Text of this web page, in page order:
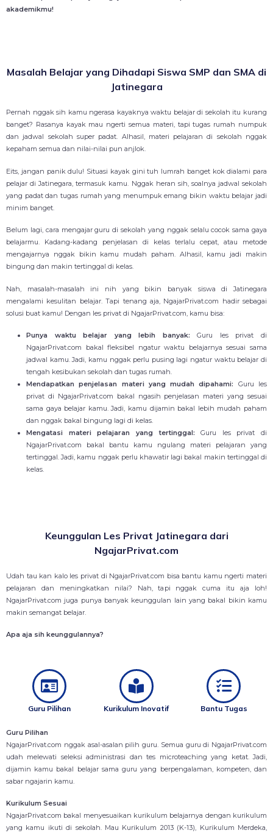
akademikmu!
Masalah Belajar yang Dihadapi Siswa SMP dan SMA di
Jatinegara
Pernah nggak sih kamu ngerasa kayaknya waktu belajar di sekolah itu kurang
banget? Rasanya kayak mau ngerti semua materi, tapi tugas rumah numpuk
dan jadwal sekolah super padat. Alhasil, materi pelajaran di sekolah nggak
kepaham semua dan nilai-nilai pun anjlok.
Eits, jangan panik dulu! Situasi kayak gini tuh lumrah banget kok dialami para
pelajar di Jatinegara, termasuk kamu. Nggak heran sih, soalnya jadwal sekolah
yang padat dan tugas rumah yang menumpuk emang bikin waktu belajar jadi
minim banget.
Belum lagi, cara mengajar guru di sekolah yang nggak selalu cocok sama gaya
belajarmu. Kadang-kadang penjelasan di kelas terlalu cepat, atau metode
mengajarnya nggak bikin kamu mudah paham. Alhasil, kamu jadi makin
bingung dan makin tertinggal di kelas.
Nah, masalah-masalah ini nih yang bikin banyak siswa di Jatinegara
mengalami kesulitan belajar. Tapi tenang aja, NgajarPrivat.com hadir sebagai
solusi buat kamu! Dengan les privat di NgajarPrivat.com, kamu bisa:
Punya waktu belajar yang lebih banyak: Guru les privat di
NgajarPrivat.com bakal fleksibel ngatur waktu belajarnya sesuai sama
jadwal kamu. Jadi, kamu nggak perlu pusing lagi ngatur waktu belajar di
tengah kesibukan sekolah dan tugas rumah.
Mendapatkan penjelasan materi yang mudah dipahami:
Guru les
privat di NgajarPrivat.com bakal ngasih penjelasan materi yang sesuai
sama gaya belajar kamu. Jadi, kamu dijamin bakal lebih mudah paham
dan nggak bakal bingung lagi di kelas.
Mengatasi materi pelajaran yang tertinggal: Guru les privat di
NgajarPrivat.com bakal bantu kamu ngulang materi pelajaran yang
tertinggal. Jadi, kamu nggak perlu khawatir lagi bakal makin tertinggal di
kelas.
Keunggulan Les Privat Jatinegara dari
NgajarPrivat.com
Udah tau kan kalo les privat di NgajarPrivat.com bisa bantu kamu ngerti materi
pelajaran dan meningkatkan nilai? Nah, tapi nggak cuma itu aja loh!
NgajarPrivat.com juga punya banyak keunggulan lain yang bakal bikin kamu
makin semangat belajar.
Apa aja sih keunggulannya?
Guru Pilihan Kurikulum Inovatif Bantu Tugas
Guru Pilihan
NgajarPrivat.com nggak asal-asalan pilih guru. Semua guru di NgajarPrivat.com
udah melewati seleksi administrasi dan tes microteaching yang ketat. Jadi,
dijamin kamu bakal belajar sama guru yang berpengalaman, kompeten, dan
sabar ngajarin kamu.
Kurikulum Sesuai
NgajarPrivat.com bakal menyesuaikan kurikulum belajarnya dengan kurikulum
yang kamu ikuti di sekolah. Mau Kurikulum 2013 (K-13), Kurikulum Merdeka,